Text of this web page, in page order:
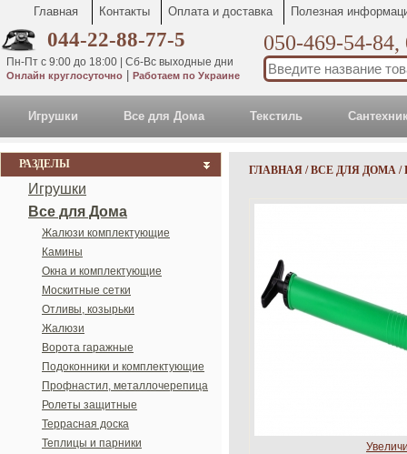
Главная Контакты Оплата и доставка Полезная
044-22-88-77-5
Пн-Пт с 9:00 до 18:00 | Сб-Вс выходные дни
Онлайн круглосуточно Работаем по Украине
050-469-54-
Игрушки Все для Дома Текстиль
РАЗДЕЛЫ
Игрушки
Все для Дома
Жалюзи комплектующие
Камины
Окна и комплектующие
Москитные сетки
Отливы, козырьки
Жалюзи
Ворота гаражные
Подоконники и комплектующие
Профнастил, металлочерепица
Ролеты защитные
Террасная доска
Теплицы и парники
ГЛАВНАЯ /ВСЕ ДЛЯ ДОМА /